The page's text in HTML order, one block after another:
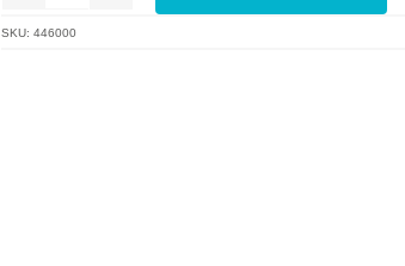
Body
SKU:446000